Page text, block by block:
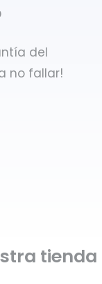
del
no fallar!
tienda